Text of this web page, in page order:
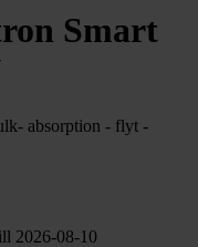
Smart
absorption - flyt -
2026-08-10